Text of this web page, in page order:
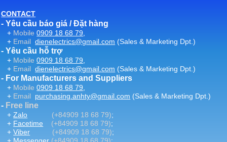
CONTACT
- Yêu cầu báo giá / Đặt hàng
+ Mobile 0909 18 68 79
+ Email dienelectrics@gmail.com (Sales & Marketing Dpt.)
- Yêu cầu hỗ trợ
+ Mobile 0909 18 68 79
+ Email dienelectrics@gmail.com (Sales & Marketing Dpt.)
- For Manufacturers and Suppliers
+ Mobile 0909 18 68 79
+ Email purchasing.anhty@gmail.com (Sales & Marketing Dpt.)
- Free line
+Zalo (+84909 18 68 79);
+ Facetime (+84909 18 68 79);
+Viber (+84909 18 68 79);
+ Messenger (+84909 18 68 79);